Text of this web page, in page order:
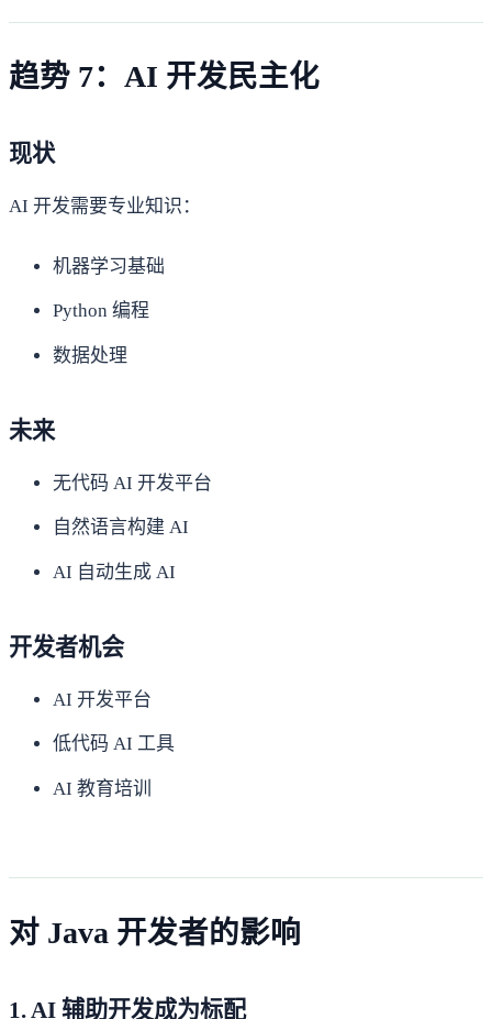
趋势 7：AI 开发民主化
现状
AI 开发需要专业知识：
机器学习基础
Python 编程
数据处理
未来
无代码 AI 开发平台
自然语言构建 AI
AI 自动生成 AI
开发者机会
AI 开发平台
低代码 AI 工具
AI 教育培训
对 Java 开发者的影响
1. AI 辅助开发成为标配